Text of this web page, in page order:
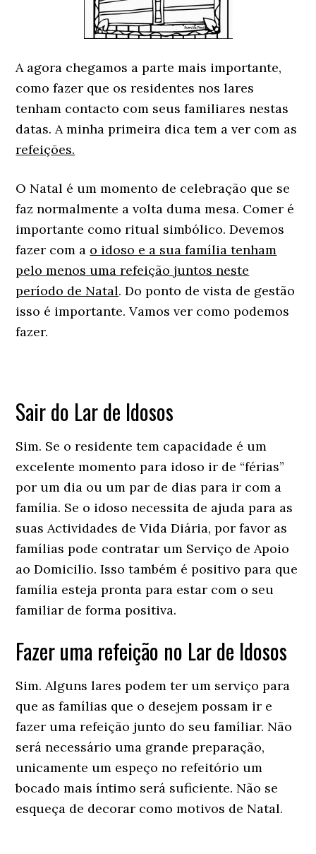
A agora chegamos a parte mais importante,
como fazer que os residentes nos lares
tenham contacto com seus familiares nestas
datas. A minha primeira dica tem a ver com as
refeições.
O Natal é um momento de celebração que se
faz normalmente a volta duma mesa. Comer é
importante como ritual simbólico. Devemos
fazer com a o idoso e a sua família tenham
pelo menos uma refeição juntos neste
período de Natal. Do ponto de vista de gestão
isso é importante. Vamos ver como podemos
fazer.
Sair do Lar de Idosos
Sim. Se o residente tem capacidade é um
excelente momento para idoso ir de “férias”
por um dia ou um par de dias para ir com a
família. Se o idoso necessita de ajuda para as
suas Actividades de Vida Diária, por favor as
famílias pode contratar um Serviço de Apoio
ao Domicilio. Isso também é positivo para que
família esteja pronta para estar com o seu
familiar de forma positiva.
Fazer uma refeição no Lar de Idosos
Sim. Alguns lares podem ter um serviço para
que as famílias que o desejem possam ir e
fazer uma refeição junto do seu famíliar. Não
será necessário uma grande preparação,
unicamente um espeço no refeitório um
bocado mais íntimo será suficiente. Não se
esqueça de decorar como motivos de Natal.